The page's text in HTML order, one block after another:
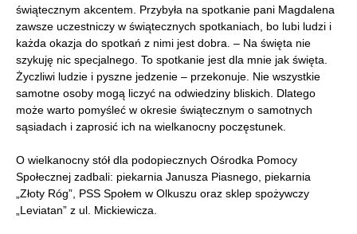
świątecznym akcentem. Przybyła na spotkanie pani Magdalena
zawsze uczestniczy w świątecznych spotkaniach, bo lubi ludzi i
każda okazja do spotkań z nimi jest dobra. – Na święta nie
szykuję nic specjalnego. To spotkanie jest dla mnie jak święta.
Życzliwi ludzie i pyszne jedzenie – przekonuje. Nie wszystkie
samotne osoby mogą liczyć na odwiedziny bliskich. Dlatego
może warto pomyśleć w okresie świątecznym o samotnych
sąsiadach i zaprosić ich na wielkanocny poczęstunek.
O wielkanocny stół dla podopiecznych Ośrodka Pomocy
Społecznej zadbali: piekarnia Janusza Piasnego, piekarnia
„Złoty Róg”, PSS Społem w Olkuszu oraz sklep spożywczy
„Leviatan” z ul. Mickiewicza.